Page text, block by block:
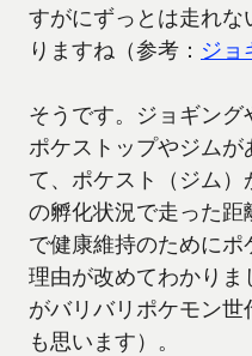
すがにずっとは走れ
りますね（参考： ジョ
そうです。ジョギン
ポケストップやジム
て、ポケスト（ジム
の孵化状況で走った
で健康維持のために
理由が改めてわかり
がバリバリポケモン
も思います）。